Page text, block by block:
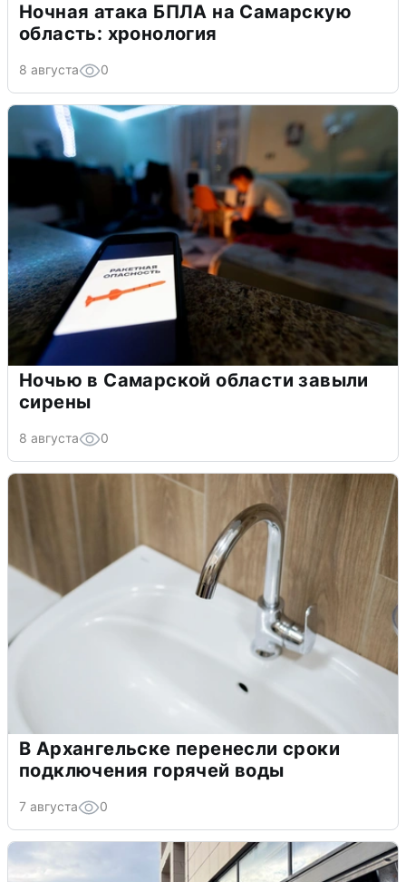
Ночная атака БПЛА на Самарскую
область: хронология
8 августа 0
Ночью в Самарской области завыли
сирены
8 августа 0
В Архангельске перенесли сроки
подключения горячей воды
7 августа 0